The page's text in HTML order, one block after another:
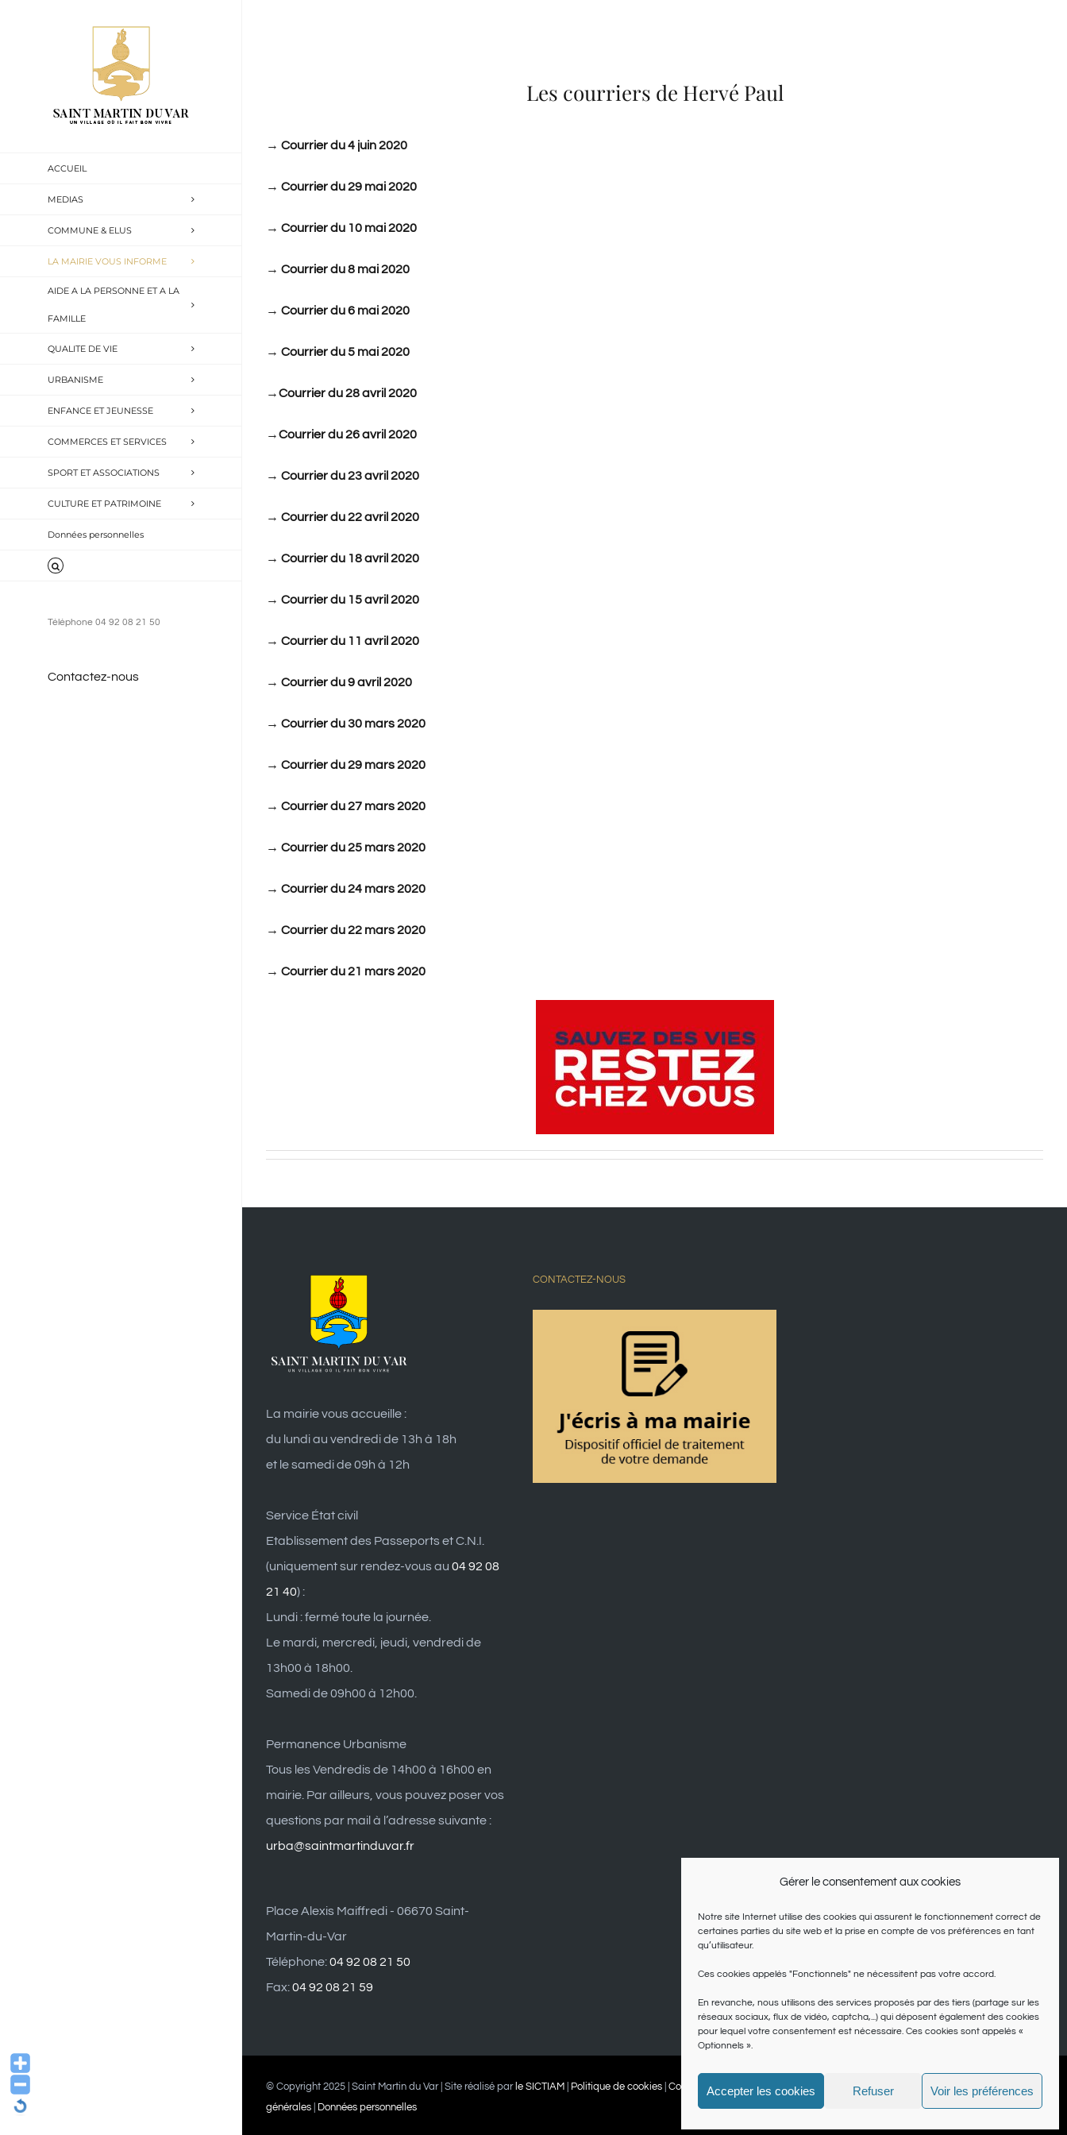
Gérer le consentement aux cookies
Notre site Internet utilise des cookies qui assurent le fonctionnement correct de
certaines parties du site web et la prise en compte de vos préférences en tant
qu’utilisateur.
Ces cookies appelés "Fonctionnels" ne nécessitent pas votre accord.
En revanche, nous utilisons des services proposés par des tiers (partage sur les
réseaux sociaux, flux de vidéo, captcha,...) qui déposent également des cookies
pour lequel votre consentement est nécessaire. Ces cookies sont appelés «
Optionnels ».
Accepter les cookies Refuser Voir les préférences
ACCUEIL
MEDIAS
COMMUNE & ELUS
LA MAIRIE VOUS INFORME
AIDE A LA PERSONNE ET A LA
FAMILLE
QUALITE DE VIE
URBANISME
ENFANCE ET JEUNESSE
COMMERCES ET SERVICES
SPORT ET ASSOCIATIONS
CULTURE ET PATRIMOINE
Données personnelles
Téléphone 04 92 08 21 50
Contactez-nous
Les courriers de Hervé Paul
→ Courrier du 4 juin 2020
→ Courrier du 29 mai 2020
→ Courrier du 10 mai 2020
→ Courrier du 8 mai 2020
→ Courrier du 6 mai 2020
→ Courrier du 5 mai 2020
→Courrier du 28 avril 2020
→Courrier du 26 avril 2020
→ Courrier du 23 avril 2020
→ Courrier du 22 avril 2020
→ Courrier du 18 avril 2020
→ Courrier du 15 avril 2020
→ Courrier du 11 avril 2020
→ Courrier du 9 avril 2020
→ Courrier du 30 mars 2020
→ Courrier du 29 mars 2020
→ Courrier du 27 mars 2020
→ Courrier du 25 mars 2020
→ Courrier du 24 mars 2020
→ Courrier du 22 mars 2020
→ Courrier du 21 mars 2020
La mairie vous accueille :
du lundi au vendredi de 13h à 18h
et le samedi de 09h à 12h
Service État civil
Etablissement des Passeports et C.N.I.
(uniquement sur rendez-vous au 04 92 08
21 40) :
Lundi : fermé toute la journée.
Le mardi, mercredi, jeudi, vendredi de
13h00 à 18h00.
Samedi de 09h00 à 12h00.
Permanence Urbanisme
Tous les Vendredis de 14h00 à 16h00 en
mairie. Par ailleurs, vous pouvez poser vos
questions par mail à l’adresse suivante :
urba@saintmartinduvar.fr
Place Alexis Maiffredi - 06670 Saint-
Martin-du-Var
Téléphone:04 92 08 21 50
Fax:04 92 08 21 59
CONTACTEZ-NOUS
© Copyright 2025 | Saint Martin du Var | Site réalisé par le SICTIAM Politique de cookies Conditions
générales
Données personnelles
Facebook
TwitterPinterest